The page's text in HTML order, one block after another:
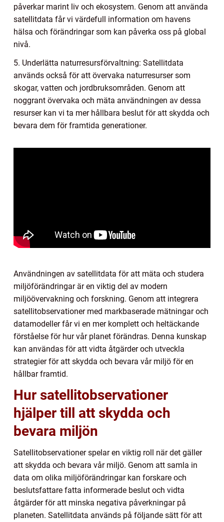
påverkar marint liv och ekosystem. Genom att använda
satellitdata får vi värdefull information om havens
hälsa och förändringar som kan påverka oss på global
nivå.
5. Underlätta naturresursförvaltning: Satellitdata
används också för att övervaka naturresurser som
skogar, vatten och jordbruksområden. Genom att
noggrant övervaka och mäta användningen av dessa
resurser kan vi ta mer hållbara beslut för att skydda och
bevara dem för framtida generationer.
Användningen av satellitdata för att mäta och studera
miljöförändringar är en viktig del av modern
miljöövervakning och forskning. Genom att integrera
satellitobservationer med markbaserade mätningar och
datamodeller får vi en mer komplett och heltäckande
förståelse för hur vår planet förändras. Denna kunskap
kan användas för att vidta åtgärder och utveckla
strategier för att skydda och bevara vår miljö för en
hållbar framtid.
Hur satellitobservationer
hjälper till att skydda och
bevara miljön
Satellitobservationer spelar en viktig roll när det gäller
att skydda och bevara vår miljö. Genom att samla in
data om olika miljöförändringar kan forskare och
beslutsfattare fatta informerade beslut och vidta
åtgärder för att minska negativa påverkningar på
planeten. Satellitdata används på följande sätt för att